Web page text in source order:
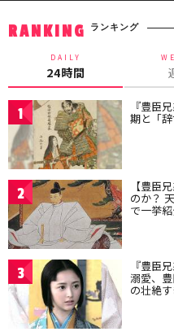
RANKING ランキング
DAILY
24時間
1 『豊臣
期と「
2 【豊臣
のか？
で一挙
3 『豊臣
溺愛、
の壮絶